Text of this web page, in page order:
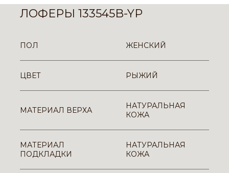
ЛОФЕРЫ 133545B-YP
ПОЛ ЖЕНСКИЙ
ЦВЕТ РЫЖИЙ
МАТЕРИАЛ ВЕРХА
НАТУРАЛЬНАЯ
КОЖА
МАТЕРИАЛ
ПОДКЛАДКИ
НАТУРАЛЬНАЯ
КОЖА